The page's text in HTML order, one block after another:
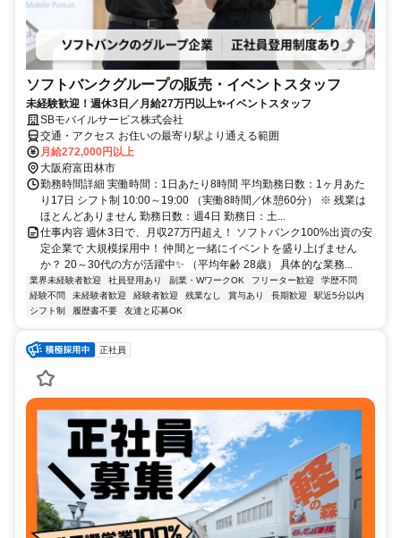
ソフトバンクグループの販売・イベントスタッフ
未経験歓迎！週休3日／月給27万円以上✨イベントスタッフ
SBモバイルサービス株式会社
交通・アクセス お住いの最寄り駅より通える範囲
月給272,000円以上
大阪府富田林市
勤務時間詳細 実働時間：1日あたり8時間 平均勤務日数：1ヶ月あた
り17日 シフト制 10:00～19:00 （実働8時間／休憩60分） ※ 残業は
ほとんどありません 勤務日数：週4日 勤務日：土...
仕事内容 週休3日で、月収27万円超え！ ソフトバンク100%出資の安
定企業で 大規模採用中！ 仲間と一緒にイベントを盛り上げません
か？ 20～30代の方が活躍中✨ （平均年齢 28歳） 具体的な業務...
業界未経験者歓迎 社員登用あり 副業・WワークOK フリーター歓迎
学歴不問
経験不問
未経験者歓迎 経験者歓迎 残業なし 賞与あり 長期歓迎
駅近5分以内
シフト制
履歴書不要 友達と応募OK
正社員